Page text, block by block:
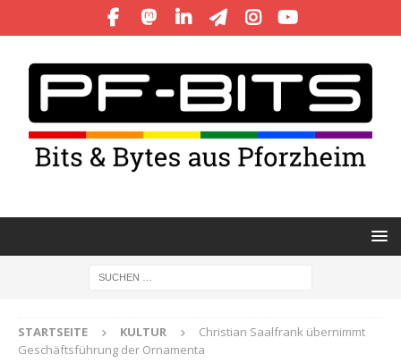
STARTSEITE KULTUR
Christian Saalfrank übernimmt
Geschäftsführung der Ornamenta